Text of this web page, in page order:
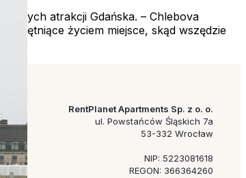
atrakcji Gdańska. – Chlebova
tętniące życiem miejsce, skąd wszędzie
RentPlanet Apartments Sp. z o. o.
ul. Powstańców Śląskich 7a
53-332 Wrocław
NIP: 5223081618
REGON: 366364260